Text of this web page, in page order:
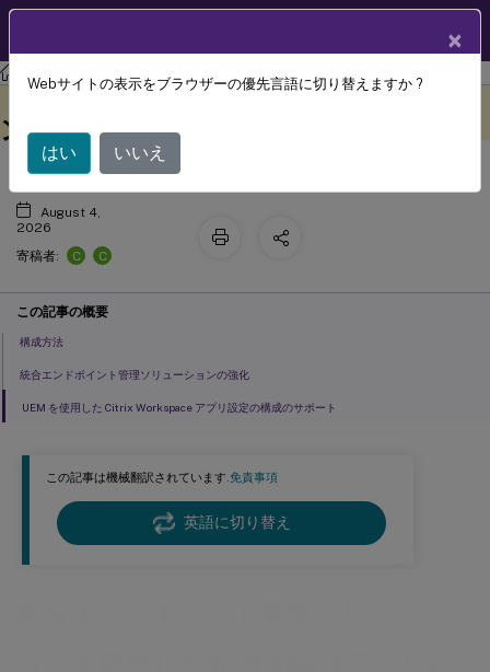
iOS版 Citrix Workspace アプリ
この記事は機械翻訳されています.免責事項
英語に切り替え
統合エンドポイント管理ソリューショ
ンを使用したWorkspaceアプリの構成
August 4,
2026
寄稿者:
C C
この記事の概要
構成方法
統合エンドポイント管理ソリューションの強化
UEM を使用した Citrix Workspace アプリ設定の構成のサポート
×
Webサイトの表示をブラウザーの優先言語に切り替えますか ?
はい いいえ